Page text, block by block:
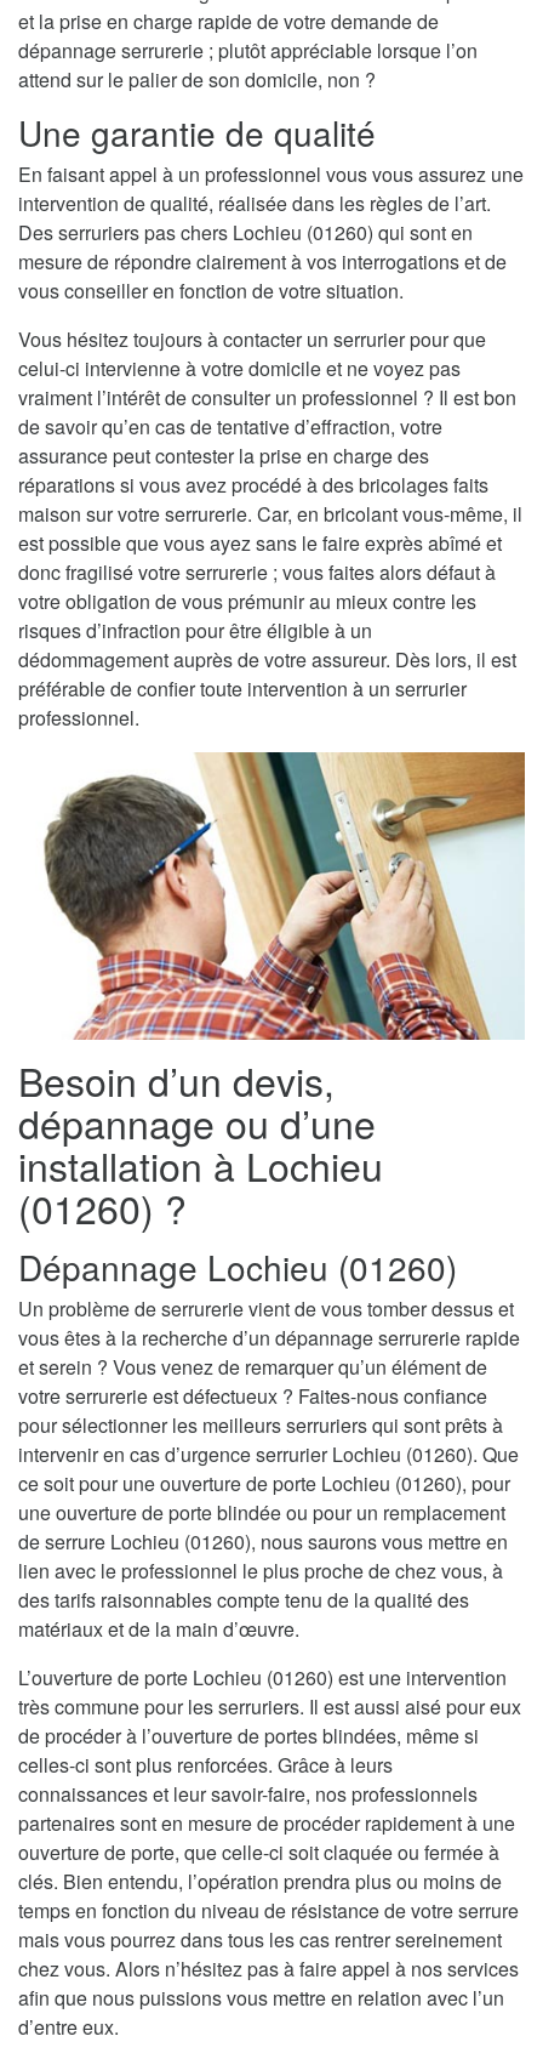
et la prise en charge rapide de votre demande de
dépannage serrurerie ; plutôt appréciable lorsque l’on
attend sur le palier de son domicile, non ?
Une garantie de qualité
En faisant appel à un professionnel vous vous assurez une
intervention de qualité, réalisée dans les règles de l’art.
Des serruriers pas chers Lochieu (01260) qui sont en
mesure de répondre clairement à vos interrogations et de
vous conseiller en fonction de votre situation.
Vous hésitez toujours à contacter un serrurier pour que
celui-ci intervienne à votre domicile et ne voyez pas
vraiment l’intérêt de consulter un professionnel ? Il est bon
de savoir qu’en cas de tentative d’effraction, votre
assurance peut contester la prise en charge des
réparations si vous avez procédé à des bricolages faits
maison sur votre serrurerie. Car, en bricolant vous-même, il
est possible que vous ayez sans le faire exprès abîmé et
donc fragilisé votre serrurerie ; vous faites alors défaut à
votre obligation de vous prémunir au mieux contre les
risques d’infraction pour être éligible à un
dédommagement auprès de votre assureur. Dès lors, il est
préférable de confier toute intervention à un serrurier
professionnel.
Besoin d’un devis,
dépannage ou d’une
installation à Lochieu
(01260) ?
Dépannage Lochieu (01260)
Un problème de serrurerie vient de vous tomber dessus et
vous êtes à la recherche d’un dépannage serrurerie rapide
et serein ? Vous venez de remarquer qu’un élément de
votre serrurerie est défectueux ? Faites-nous confiance
pour sélectionner les meilleurs serruriers qui sont prêts à
intervenir en cas d’urgence serrurier Lochieu (01260). Que
ce soit pour une ouverture de porte Lochieu (01260), pour
une ouverture de porte blindée ou pour un remplacement
de serrure Lochieu (01260), nous saurons vous mettre en
lien avec le professionnel le plus proche de chez vous, à
des tarifs raisonnables compte tenu de la qualité des
matériaux et de la main d’œuvre.
L’ouverture de porte Lochieu (01260) est une intervention
très commune pour les serruriers. Il est aussi aisé pour eux
de procéder à l’ouverture de portes blindées, même si
celles-ci sont plus renforcées. Grâce à leurs
connaissances et leur savoir-faire, nos professionnels
partenaires sont en mesure de procéder rapidement à une
ouverture de porte, que celle-ci soit claquée ou fermée à
clés. Bien entendu, l’opération prendra plus ou moins de
temps en fonction du niveau de résistance de votre serrure
mais vous pourrez dans tous les cas rentrer sereinement
chez vous. Alors n’hésitez pas à faire appel à nos services
afin que nous puissions vous mettre en relation avec l’un
d’entre eux.